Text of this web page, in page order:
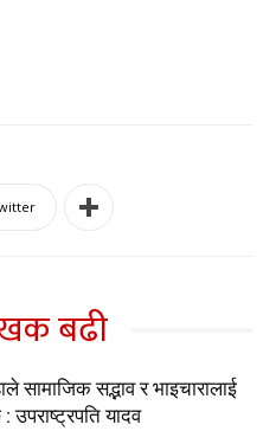
बढी
सामाजिक सद्भाव र भाइचारालाई
यादव